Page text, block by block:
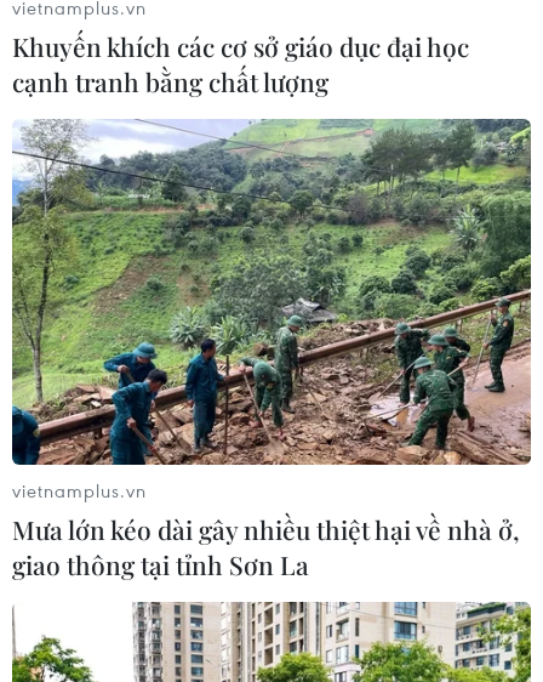
vietnamplus.vn
Khuyến khích các cơ sở giáo dục đại học
cạnh tranh bằng chất lượng
vietnamplus.vn
Mưa lớn kéo dài gây nhiều thiệt hại về nhà ở,
giao thông tại tỉnh Sơn La